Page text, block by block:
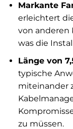
Markante
erleichtert
von anderen
was die
Länge von
typische
miteinander
zu müssen.